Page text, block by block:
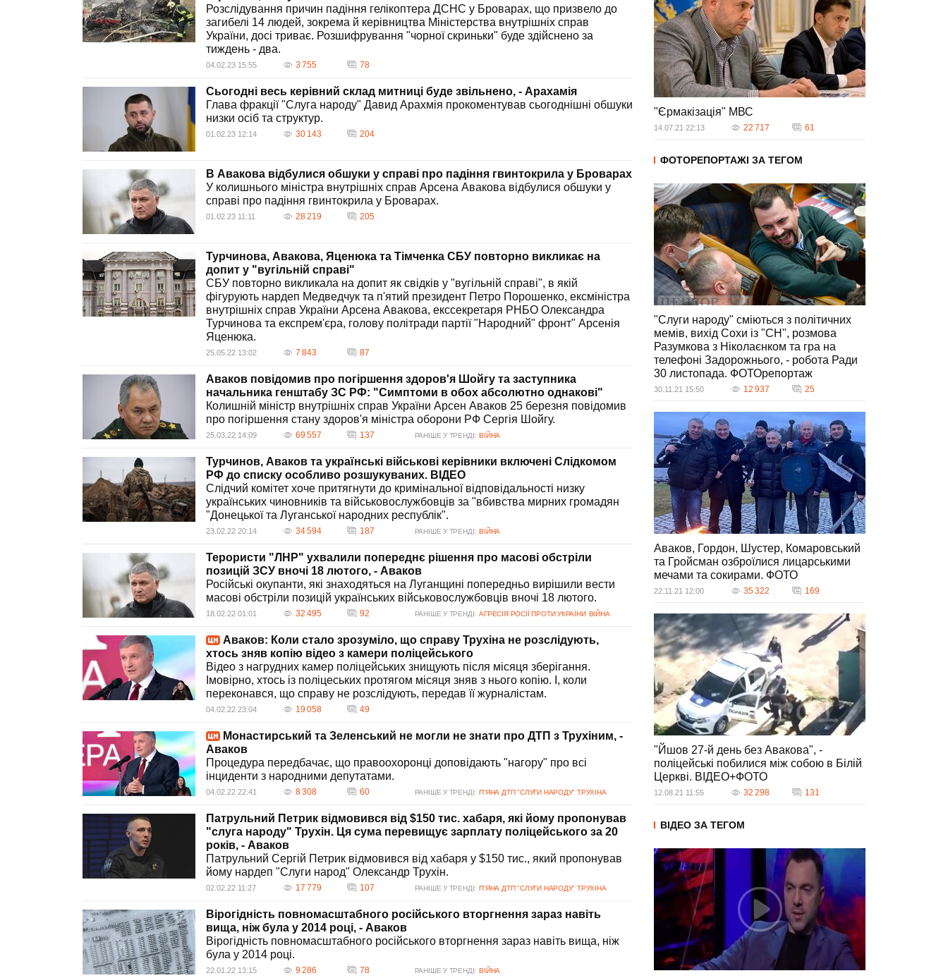
Розслідування причин падіння гелікоптера ДСНС у Броварах, що призвело до
загибелі 14 людей, зокрема й керівництва Міністерства внутрішніх справ
України, досі триває. Розшифрування "чорної скриньки" буде здійснено за
тиждень - два.
04.02.23 15:55 3 755 78
Сьогодні весь керівний склад митниці буде звільнено, - Арахамія
Глава фракції "Слуга народу" Давид Арахмія прокоментував сьогоднішні обшуки
низки осіб та структур.
01.02.23 12:14 30 143 204
В Авакова відбулися обшуки у справі про падіння гвинтокрила у Броварах
У колишнього міністра внутрішніх справ Арсена Авакова відбулися обшуки у
справі про падіння гвинтокрила у Броварах.
01.02.23 11:11 28 219 205
Турчинова, Авакова, Яценюка та Тімченка СБУ повторно викликає на
допит у "вугільній справі"
СБУ повторно викликала на допит як свідків у "вугільній справі", в якій
фігурують нардеп Медведчук та п'ятий президент Петро Порошенко, ексміністра
внутрішніх справ України Арсена Авакова, екссекретаря РНБО Олександра
Турчинова та експрем'єра, голову політради партії "Народний" фронт" Арсенія
Яценюка.
25.05.22 13:02 7 843 87
Аваков повідомив про погіршення здоров'я Шойгу та заступника
начальника генштабу ЗС РФ: "Симптоми в обох абсолютно однакові"
Колишній міністр внутрішніх справ України Арсен Аваков 25 березня повідомив
про погіршення стану здоров'я міністра оборони РФ Сергія Шойгу.
25.03.22 14:09 69 557 137 РАНІШЕ У ТРЕНДІ: ВІЙНА
Турчинов, Аваков та українські військові керівники включені Слідкомом
РФ до списку особливо розшукуваних. ВIДЕО
Слідчий комітет хоче притягнути до кримінальної відповідальності низку
українських чиновників та військовослужбовців за "вбивства мирних громадян
"Донецької та Луганської народних республік".
23.02.22 20:14 34 594 187 РАНІШЕ У ТРЕНДІ: ВІЙНА
Терористи "ЛНР" ухвалили попереднє рішення про масові обстріли
позицій ЗСУ вночі 18 лютого, - Аваков
Російські окупанти, які знаходяться на Луганщині попередньо вирішили вести
масові обстріли позицій українських військовослужбовців вночі 18 лютого.
18.02.22 01:01 32 495 92 РАНІШЕ У ТРЕНДІ: АГРЕСІЯ РОСІЇ ПРОТИ УКРАЇНИ ВІЙНА
Аваков: Коли стало зрозуміло, що справу Трухіна не розслідують,
хтось зняв копію відео з камери поліцейського
Відео з нагрудних камер поліцейських знищують після місяця зберігання.
Імовірно, хтось із поліцеських протягом місяця зняв з нього копію. І, коли
переконався, що справу не розслідують, передав її журналістам.
04.02.22 23:04 19 058 49
Монастирський та Зеленський не могли не знати про ДТП з Трухіним, -
Аваков
Процедура передбачає, що правоохоронці доповідають "нагору" про всі
інциденти з народними депутатами.
04.02.22 22:41 8 308 60 РАНІШЕ У ТРЕНДІ: П'ЯНА ДТП "СЛУГИ НАРОДУ" ТРУХІНА
Патрульний Петрик відмовився від $150 тис. хабаря, які йому пропонував
"слуга народу" Трухін. Ця сума перевищує зарплату поліцейського за 20
років, - Аваков
Патрульний Сергій Петрик відмовився від хабаря у $150 тис., який пропонував
йому нардеп "Слуги народ" Олександр Трухін.
02.02.22 11:27 17 779 107 РАНІШЕ У ТРЕНДІ: П'ЯНА ДТП "СЛУГИ НАРОДУ" ТРУХІНА
Вірогідність повномасштабного російського вторгнення зараз навіть
вища, ніж була у 2014 році, - Аваков
Вірогідність повномасштабного російського вторгнення зараз навіть вища, ніж
була у 2014 році.
22.01.22 13:15 9 286 78 РАНІШЕ У ТРЕНДІ: ВІЙНА
"Єрмакізація" МВС
14.07.21 22:13 22 717 61
ФОТОРЕПОРТАЖІ ЗА ТЕГОМ
"Слуги народу" сміються з політичних
мемів, вихід Сохи із "СН", розмова
Разумкова з Ніколаєнком та гра на
телефоні Задорожнього, - робота Ради
30 листопада. ФОТОрепортаж
30.11.21 15:50 12 937 25
Аваков, Гордон, Шустер, Комаровський
та Гройсман озброїлися лицарськими
мечами та сокирами. ФОТО
22.11.21 12:00 35 322 169
"Йшов 27-й день без Авакова", -
поліцейські побилися між собою в Білій
Церкві. ВІДЕО+ФОТО
12.08.21 11:55 32 298 131
ВІДЕО ЗА ТЕГОМ